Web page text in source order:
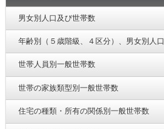
男女別人口及び世帯数
年齢別（５歳階級、４区分）、男女別人口
世帯人員別一般世帯数
世帯の家族類型別一般世帯数
住宅の種類・所有の関係別一般世帯数